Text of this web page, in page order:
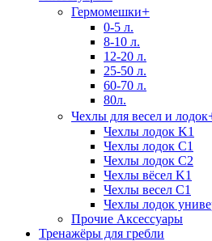
Гермомешки+
0-5 л.
8-10 л.
12-20 л.
25-50 л.
60-70 л.
80л.
Чехлы для весел и лодок
Чехлы лодок K1
Чехлы лодок C1
Чехлы лодок C2
Чехлы вёсел K1
Чехлы весел C1
Чехлы лодок
Прочие Аксессуары
Тренажёры для гребли